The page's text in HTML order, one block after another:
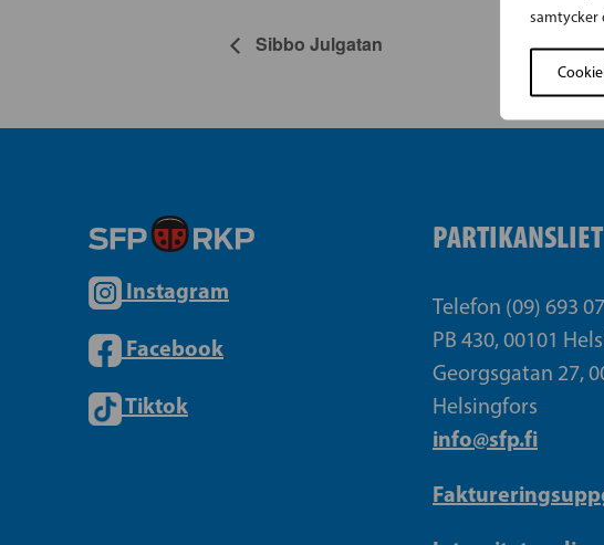
samtycker
Sibbo Julgatan
Instagram
Facebook
Tiktok
PARTIKANSLIET
Telefon (09) 693
PB 430, 00101
Georgsgatan 27,
Helsingfors
info@sfp.fi